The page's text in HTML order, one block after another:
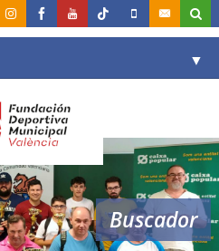
▼
▼
▼
Buscador